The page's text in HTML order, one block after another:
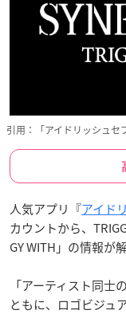
引用：「アイドリッシュセ
人気アプリ『アイド
カウントから、
GY WITH」の情報が
「アーティスト同
ともに、ロゴビジュ